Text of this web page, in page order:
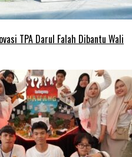
TPA Darul Falah Dibantu Wali